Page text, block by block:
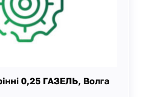
0,25 ГАЗЕЛЬ, Волга